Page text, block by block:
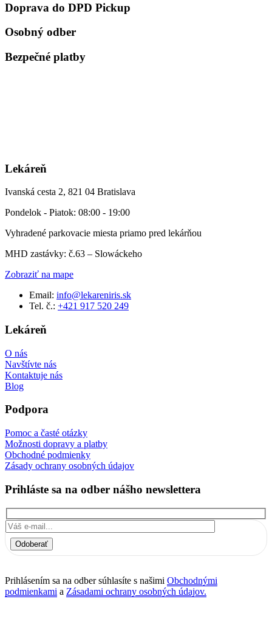
Doprava do DPD Pickup
Osobný odber
Bezpečné platby
Lekáreň
Ivanská cesta 2, 821 04 Bratislava
Pondelok - Piatok: 08:00 - 19:00
Vyhradené parkovacie miesta priamo pred lekárňou
MHD zastávky: č.63 – Slowáckeho
Zobraziť na mape
Email: info@lekareniris.sk
Tel. č.: +421 917 520 249
Lekáreň
O nás
Navštívte nás
Kontaktuje nás
Blog
Podpora
Pomoc a časté otázky
Možnosti dopravy a platby
Obchodné podmienky
Zásady ochrany osobných údajov
Prihláste sa na odber nášho newslettera
Odoberať
Prihlásením sa na odber súhlasíte s našimi Obchodnými
podmienkami a Zásadami ochrany osobných údajov.